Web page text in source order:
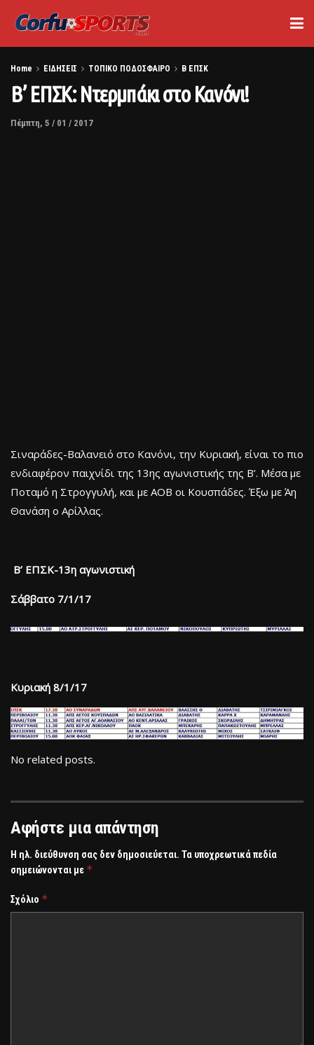
Home ΕΙΔΗΣΕΙΣ ΤΟΠΙΚΟ ΠΟΔΟΣΦΑΙΡΟ Β ΕΠΣΚ
Β’ ΕΠΣΚ: Ντερμπάκι στο Κανόνι!
Πέμπτη, 5 / 01 / 2017
Σιναράδες-Βαλανειό στο Κανόνι, την Κυριακή, είναι το πιο
ενδιαφέρον παιχνίδι της 13ης αγωνιστικής της Β’. Μέσα με
Ποταμό η Στρογγυλή, και με ΑΟΒ οι Κουσπάδες. Έξω με Άη
Θανάση ο Αρίλλας.
Β’ ΕΠΣΚ-13η αγωνιστική
Σάββατο 7/1/17
Κυριακή 8/1/17
No related posts.
Αφήστε μια απάντηση
Η ηλ. διεύθυνση σας δεν δημοσιεύεται. Τα υποχρεωτικά πεδία
σημειώνονται με *
Σχόλιο *